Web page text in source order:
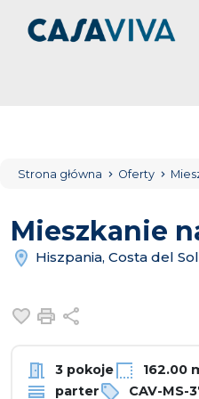
Strona główna Oferty
Mieszkanie
Hiszpania, Costa del
Dodaj do ulubionych
Drukuj
3 pokoje 162.00
parter CAV-MS-